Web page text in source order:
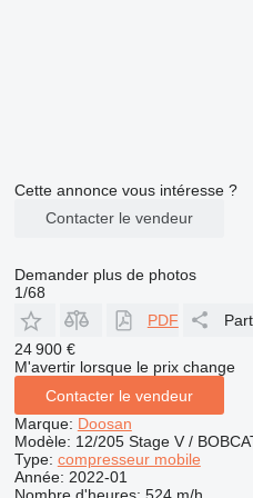
Cette annonce vous intéresse ?
Contacter le vendeur
Demander plus de photos
1/68
PDF
24 900 €
M'avertir lorsque le prix change
Contacter le vendeur
Marque: Doosan
Modèle: 12/205 Stage V /
Type: compresseur mobile
Année: 2022-01